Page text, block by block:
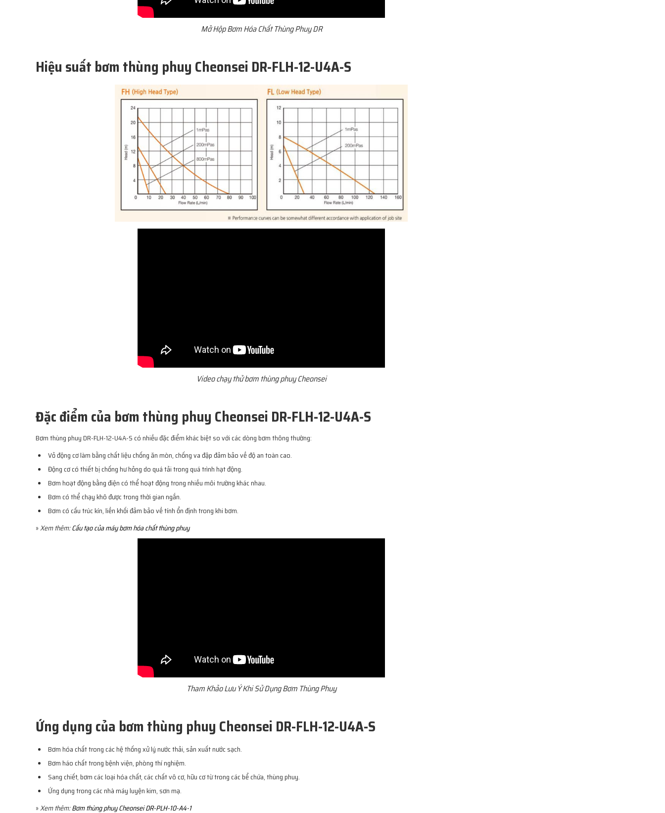
Mở Hộp Bơm Hóa Chất Thùng Phuy DR
Hiệu suất bơm thùng phuy Cheonsei DR-FLH-12-U4A-S
Video chạy thử bơm thùng phuy Cheonsei
Đặc điểm của bơm thùng phuy Cheonsei DR-FLH-12-U4A-S
Bơm thùng phuy DR-FLH-12-U4A-S có nhiều đặc điểm khác biệt so với các dòng bơm thông thường:
Vỏ động cơ làm bằng chất liệu chống ăn mòn, chống va đập đảm bảo về độ an toàn cao.
Động cơ có thiết bị chống hư hỏng do quá tải trong quá trình hạt động.
Bơm hoạt động bằng điện có thể hoạt động trong nhiều môi trường khác nhau.
Bơm có thể chạy khô được trong thời gian ngắn.
Bơm có cấu trúc kín, liền khối đảm bảo về tính ổn định trong khi bơm.
»Xem thêm:Cấu tạo của máy bơm hóa chất thùng phuy
Tham Khảo Lưu Ý Khi Sử Dụng Bơm Thùng Phuy
Ứng dụng của bơm thùng phuy Cheonsei DR-FLH-12-U4A-S
Bơm hóa chất trong các hệ thống xử lý nước thải, sản xuất nước sạch.
Bơm háo chất trong bệnh viện, phòng thí nghiệm.
Sang chiết, bơm các loại hóa chất, các chất vô cơ, hữu cơ từ trong các bể chứa, thùng phuy.
Ứng dụng trong các nhà máy luyện kim, sơn mạ.
»Xem thêm:Bơm thùng phuy Cheonsei DR-PLH-10-A4-1